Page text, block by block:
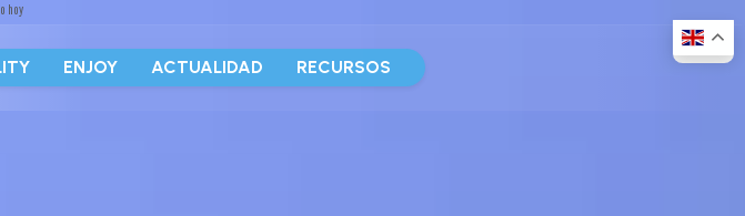
hoy
ENJOY ACTUALIDAD RECURSOS